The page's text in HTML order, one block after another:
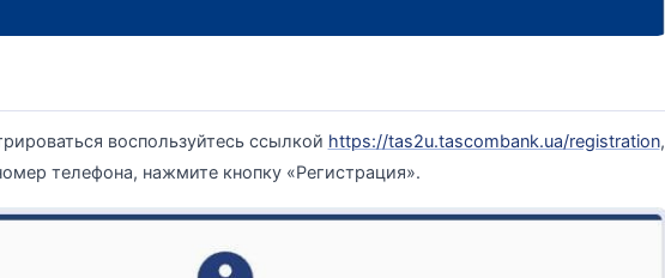
воспользуйтесь ссылкой https://tas2u.tascombank.ua/registration,
телефона, нажмите кнопку «Регистрация».